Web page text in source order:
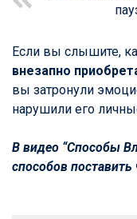
Если вы слышите,
внезапно
вы затронули
нарушили его
В видео “Способы
способов